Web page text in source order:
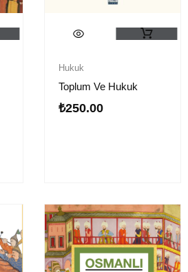
Hukuk
Toplum Ve Hukuk
₺250.00